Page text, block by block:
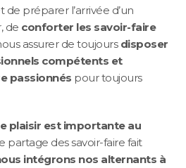
préparer l’arrivée d’un
de conforter les savoir-faire
assurer de toujours disposer
compétents et
passionnés pour toujours
plaisir est importante au
partage des savoir-faire fait
intégrons nos alternants à